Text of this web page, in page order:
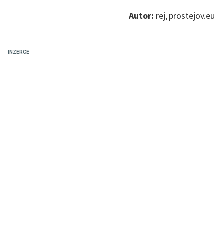
Autor: rej, prostejov.eu
INZERCE